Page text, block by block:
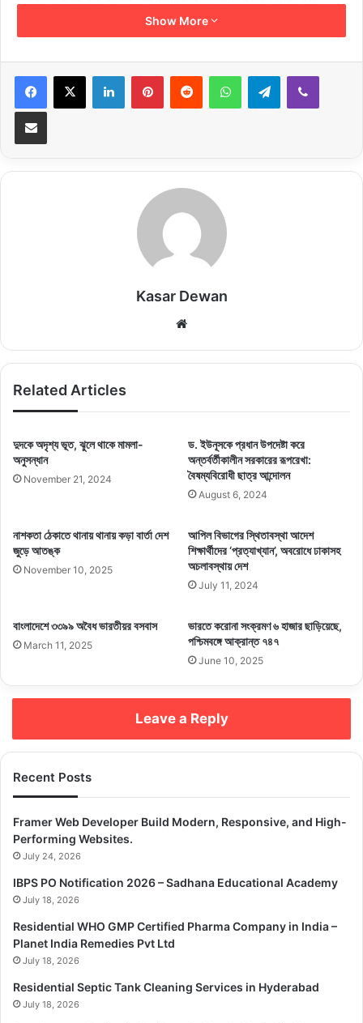
শ্রমিকের বেতন-ভাতাদি পরিশোধের বিষয়ে পদক্ষেপ নেওয়া হবে। এ সময়ের মধ্যে
সিদ্ধান্ত জানাতে ব্যর্থ হলে মালিকের বিরুদ্ধে আইনানুগ ব্যবস্থা নেওয়া হবে এবং নাসা
গ্রুপের মালিক, মালিকের স্ত্রী ও ছেলেমেয়ের পাসপোর্ট বাতিল করা হবে। ত্রিপক্ষীয় পরামর্শ
পরিষদ (টিসিসি)-এর ৮৯তম সভায় শ্রমিক, মালিক ও সরকারের মতামতের ভিত্তিতে শ্রম
আইন-২০০৬ সংশোধনের সিদ্ধান্ত নেওয়া হয়। এর ফলে শ্রমবাজারকে আরও গতিশীল
ও আন্তর্জাতিক মানসম্মত হবে এবং কারখানায় ট্রেড ইউনিয়ন আরও সহজ করা হচ্ছে।
শ্রম ও কর্মসংস্থান মন্ত্রণালয় এবং নৌপরিবহন মন্ত্রণালয়ের উপদেষ্টা ব্রিগেডিয়ার জেনারেল
বিভিন্ন পদক্ষেপ গ্রহণ করা হয়েছে এবং পলাতক মালিকদের বিরুদ্ধে ইন্টারপোলের রেড
নোটিশ জারি করা হয়েছে। শ্রমিকদের ন্যায্য অধিকার রক্ষায় আমরা দৃঢ়প্রতিজ্ঞ। যারা
শ্রমিকদের প্রতি অন্যায় করবে আমরা তাদের বিরুদ্ধে কঠোর হব। শ্রম অধিকার লঙ্ঘন ও
সংশ্লিষ্ট আইনগত অভিযোগে তাদের বিরুদ্ধে মামলা চলমান। শ্রম ও কর্মসংস্থান
ব্যর্থ হওয়ায় শ্রম অসন্তোষ নিরসনে সরকার বার্ডস গ্রুপ, টিএনজেড গ্রুপ, বেক্সিমকো
গ্রুপ, ডার্ড গ্রুপ, নায়াগ্রা টেক্সটাইলস লি., রোয়ার ফ্যাশন লি., মাহমুদ জিন্স লি., স্টাইল
কর্মসংস্থান মন্ত্রণালয় থেকে সুদমুক্ত ঋণ প্রদান করা হয়েছে। কিন্তু সুদমুক্ত ঋণের
টাকাও আনেক কারখানা পরিশোধ করছে না। ডিসেম্বর মাসের মধ্যে শিল্পপ্রতিষ্ঠানের জমি,
কারখানা, যন্ত্রপাতি বিক্রি করে হলেও ঋণের সব টাকা পরিশোধ করতে বলা হয়েছে। এ
পরিচালক এবং ডার্ড গ্রুপের চেয়ারম্যান ও ব্যবস্থাপনা পরিচালকের বিরুদ্ধে ইন্টারপোলের
রেড নোটিশ জারির জন্য উদ্যোগ নেওয়া হয়েছে।
Copy URL
Show More
LinkedInPinterestReddit WhatsAppTelegramViber
Share via Email
Kasar Dewan
Related Articles
দুদকে অদৃশ্য ভূত, ঝুলে থাকে মামলা-
অনুসন্ধান
November 21, 2024
ড. ইউনূসকে প্রধান উপদেষ্টা করে
অন্তর্বর্তীকালীন সরকারের রূপরেখা:
বৈষম্যবিরোধী ছাত্র আন্দোলন
August 6, 2024
নাশকতা ঠেকাতে থানায় থানায় কড়া বার্তা দেশ
জুড়ে আতঙ্ক
November 10, 2025
আপিল বিভাগের স্থিতাবস্থা আদেশ
শিক্ষার্থীদের ‘প্রত্যাখ্যান’, অবরোধে ঢাকাসহ
অচলাবস্থায় দেশ
July 11, 2024
বাংলাদেশে ৩৩৯৯ অবৈধ ভারতীয়র বসবাস
March 11, 2025
ভারতে করোনা সংক্রমণ ৬ হাজার ছাড়িয়েছে,
পশ্চিমবঙ্গে আক্রান্ত ৭৪৭
June 10, 2025
Leave a Reply
Recent Posts
Framer Web Developer Build Modern, Responsive, and High-
Performing Websites.
July 24, 2026
IBPS PO Notification 2026 – Sadhana Educational Academy
July 18, 2026
Residential WHO GMP Certified Pharma Company in India –
Planet India Remedies Pvt Ltd
July 18, 2026
Residential Septic Tank Cleaning Services in Hyderabad
July 18, 2026